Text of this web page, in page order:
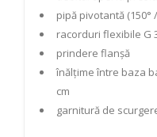
pipă pivotantă (150°
racorduri flexibile G
prindere flanşă
înălțime între baza
cm
garnitură de